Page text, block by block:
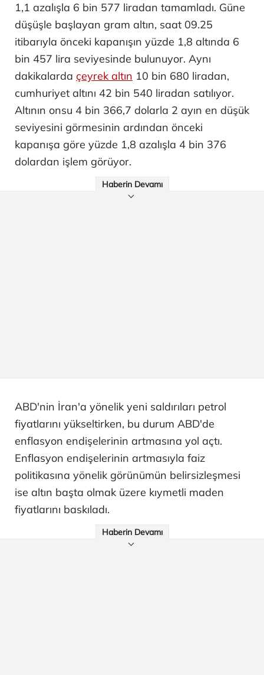
1,1 azalışla 6 bin 577 liradan tamamladı. Güne
düşüşle başlayan gram altın, saat 09.25
itibarıyla önceki kapanışın yüzde 1,8 altında 6
bin 457 lira seviyesinde bulunuyor. Aynı
dakikalarda çeyrek altın 10 bin 680 liradan,
cumhuriyet altını 42 bin 540 liradan satılıyor.
Altının onsu 4 bin 366,7 dolarla 2 ayın en düşük
seviyesini görmesinin ardından önceki
kapanışa göre yüzde 1,8 azalışla 4 bin 376
dolardan işlem görüyor.
Haberin Devamı
ABD'nin İran'a yönelik yeni saldırıları petrol
fiyatlarını yükseltirken, bu durum ABD'de
enflasyon endişelerinin artmasına yol açtı.
Enflasyon endişelerinin artmasıyla faiz
politikasına yönelik görünümün belirsizleşmesi
ise altın başta olmak üzere kıymetli maden
fiyatlarını baskıladı.
Haberin Devamı